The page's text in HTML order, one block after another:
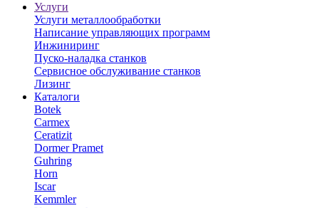
Услуги
Услуги металлообработки
Написание управляющих программ
Инжиниринг
Пуско-наладка станков
Сервисное обслуживание станков
Лизинг
Каталоги
Botek
Carmex
Ceratizit
Dormer Pramet
Guhring
Horn
Iscar
Kemmler